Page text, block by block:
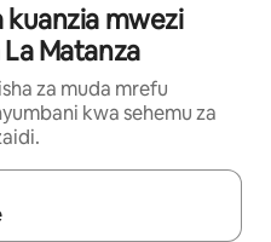
mwezi
Matanza
za muda mrefu
kwa sehemu za
vinjari kwa kutumia vitufe vya